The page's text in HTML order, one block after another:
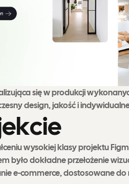
się w produkcji
design, jakość i
ekcie
wysokiej klasy projektu
było dokładne przełożenie
e-commerce, dostosowane do